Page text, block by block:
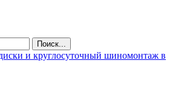
Поиск...